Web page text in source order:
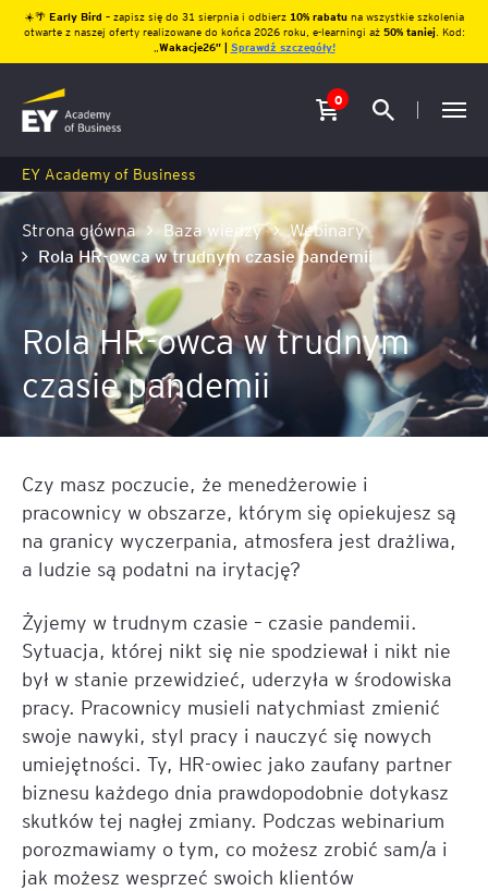
☀️🌴 Early Bird – zapisz się do 31 sierpnia i odbierz10% rabatu na wszystkie szkolenia
otwarte z naszej oferty realizowane do końca 2026 roku, e-learningi aż 50% taniej. Kod:
Wakacje26″ | Sprawdź szczegóły!
0
EY Academy of Business
Strona główna Baza wiedzy
Webinary
Rola HR-owca w trudnym czasie pandemii
Rola HR-owca w trudnym
czasie pandemii
Czy masz poczucie, że menedżerowie i
pracownicy w obszarze, którym się opiekujesz są
na granicy wyczerpania, atmosfera jest drażliwa,
a ludzie są podatni na irytację?
Żyjemy w trudnym czasie – czasie pandemii.
Sytuacja, której nikt się nie spodziewał i nikt nie
był w stanie przewidzieć, uderzyła w środowiska
pracy. Pracownicy musieli natychmiast zmienić
swoje nawyki, styl pracy i nauczyć się nowych
umiejętności. Ty, HR-owiec jako zaufany partner
biznesu każdego dnia prawdopodobnie dotykasz
skutków tej nagłej zmiany. Podczas webinarium
porozmawiamy o tym, co możesz zrobić sam/a i
jak możesz wesprzeć swoich klientów